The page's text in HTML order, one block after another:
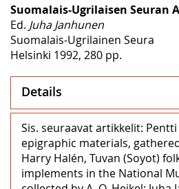
Suomalais-Ugrilaisen Seuran
Ed. Juha Janhunen
Suomalais-Ugrilainen Seura
Helsinki 1992, 280 pp.
Details
Sis. seuraavat artikkelit:
epigraphic materials,
Harry Halén, Tuvan (Soyot)
implements in the National